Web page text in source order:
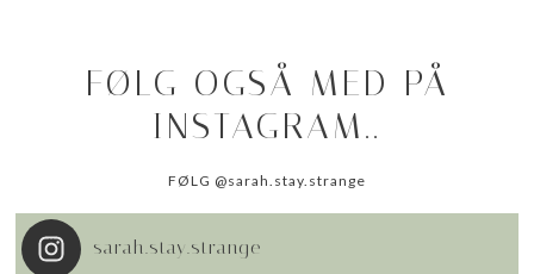
FØLG OGSÅ MED PÅ
INSTAGRAM..
FØLG @sarah.stay.strange
sarah.stay.strange